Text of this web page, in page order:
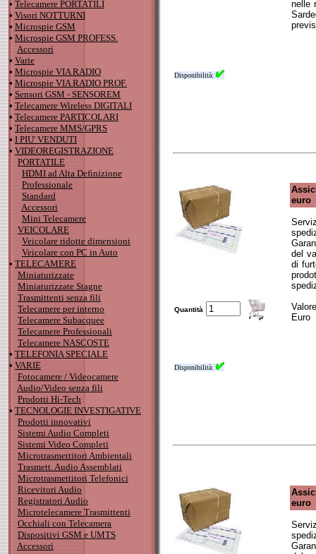
• Telecamere PORTATILI
• Visori NOTTURNI
• Microspie GSM
• Microspie GSM PROFESS.
Accessori
• Varie
• Microspie VIA RADIO
• Microspie VIA RADIO PROF.
• Sensori GSM - SENSOREM
• Telecamere Wireless DIGITALI
• Telecamere PARTICOLARI
• Telecamere MMS/GPRS
• I PIU' VENDUTI
• VIDEOREGISTRAZIONE
PORTATILE
HDMI ad Alta Definizione
Professionale
Standard
Accessori
Mini Telecamere
VEICOLARE
Veicolare ridotte dimensioni
Veicolare con PC in Auto
• TELECAMERE
Miniaturizzate
Miniaturizzate Stagne
Trasmittenti senza fili
Telecamere per interno
Telecamere Subacquee
Telecamere Professionali
Telecamere NASCOSTE
• TELEFONIA SPECIALE
• VARIE
Fotocamere / Videocamere
Audio/Video senza fili
Prodotti Hi-Tech
• TECNOLOGIE INVESTIGATIVE
Prodotti innovativi
Sistemi Audio Completi
Sistemi Video Completi
Microtrasmettitori Ambientali
Trasmett. Audio Assemblati
Microtrasmettitori Telefonici
Ricevitori Audio
Registratori Audio
Microtelecamere Trasmittenti
Occhiali con Telecamera
Dispositivi GSM e UMTS
Accessori
nelle
Disponibilità:
Quantità
euro
del
di
Euro
Disponibilità:
euro